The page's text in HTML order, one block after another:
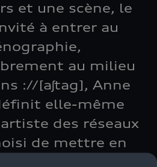
et une scène, le
à entrer au
au milieu
://[aʃtag], Anne
elle-même
des réseaux
de mettre en